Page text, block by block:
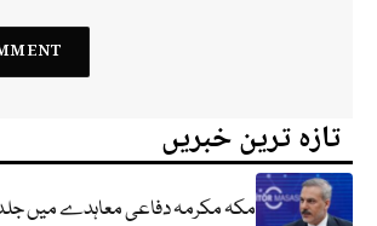
تازہ ترین خبریں
مکہ مکرمہ دفاعی معاہدے میں